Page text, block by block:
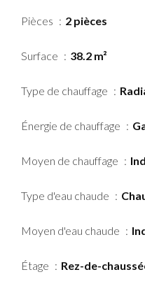
Pièces 2 pièces
Surface 38.2 m²
Type de chauffage
Énergie de chauffage
Moyen de chauffage
Type d'eau chaude
Moyen d'eau chaude
Étage Rez-de-